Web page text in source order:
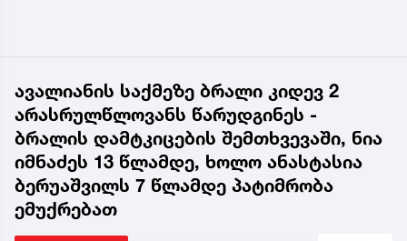
ავალიანის საქმეზე ბრალი კიდევ 2
არასრულწლოვანს წარუდგინეს -
ბრალის დამტკიცების შემთხვევაში, ნია
იმნაძეს 13 წლამდე, ხოლო ანასტასია
ბერუაშვილს 7 წლამდე პატიმრობა
ემუქრებათ